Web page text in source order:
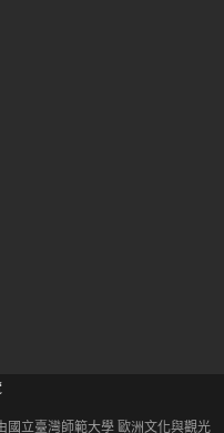
立臺灣師範大學 歐洲文化與觀光